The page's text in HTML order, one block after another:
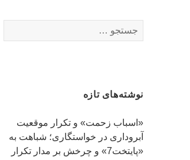
س
ب
ا
ی
:
نوشته‌های تازه
«اسباب زحمت» و تکرار موقعیت
آبروداری در خواستگاری؛ شباهت به
«پایتخت7» و چرخش بر مدار تکرار